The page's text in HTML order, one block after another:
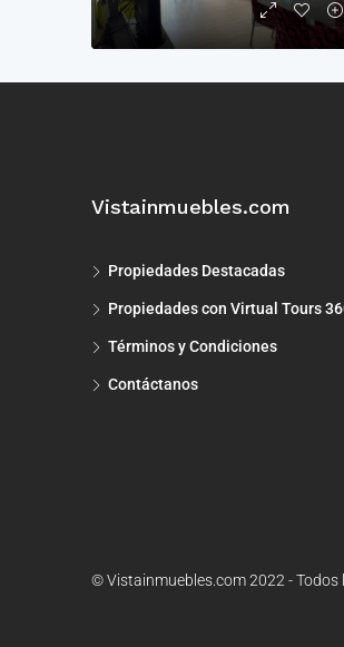
Vistainmuebles.com
Propiedades Destacadas
Propiedades con Virtual Tours
Términos y Condiciones
Contáctanos
© Vistainmuebles.com 2022 - Todos